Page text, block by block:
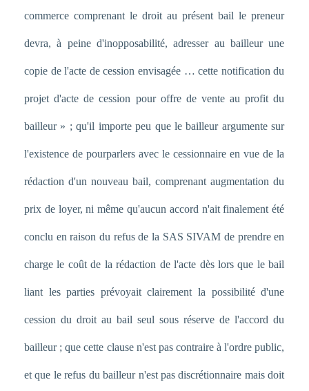
commerce comprenant le droit au présent bail le preneur
devra, à peine d'inopposabilité, adresser au bailleur une
copie de l'acte de cession envisagée … cette notification du
projet d'acte de cession pour offre de vente au profit du
bailleur » ; qu'il importe peu que le bailleur argumente sur
l'existence de pourparlers avec le cessionnaire en vue de la
rédaction d'un nouveau bail, comprenant augmentation du
prix de loyer, ni même qu'aucun accord n'ait finalement été
conclu en raison du refus de la SAS SIVAM de prendre en
charge le coût de la rédaction de l'acte dès lors que le bail
liant les parties prévoyait clairement la possibilité d'une
cession du droit au bail seul sous réserve de l'accord du
bailleur ; que cette clause n'est pas contraire à l'ordre public,
et que le refus du bailleur n'est pas discrétionnaire mais doit